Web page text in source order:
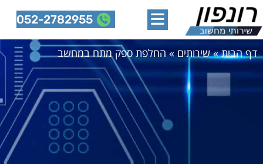
052-2782955
דף הבית»שירותים»החלפת ספק מתח במחשב